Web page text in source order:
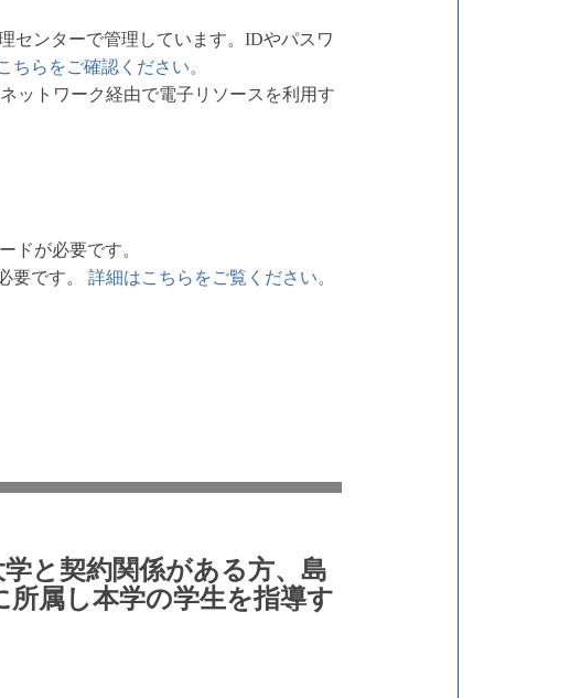
センターで管理しています。IDやパスワ
ちらをご確認ください。
ットワーク経由で電子リソースを利用す
ドが必要です。
要です。 詳細はこちらをご覧ください。
と契約関係がある方、島
属し本学の学生を指導す